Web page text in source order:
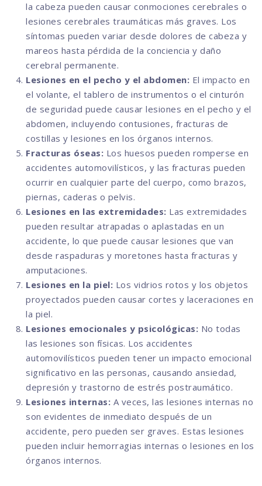
la cabeza pueden causar conmociones cerebrales o
lesiones cerebrales traumáticas más graves. Los
síntomas pueden variar desde dolores de cabeza y
mareos hasta pérdida de la conciencia y daño
cerebral permanente.
Lesiones en el pecho y el abdomen: El impacto en
el volante, el tablero de instrumentos o el cinturón
de seguridad puede causar lesiones en el pecho y el
abdomen, incluyendo contusiones, fracturas de
costillas y lesiones en los órganos internos.
Fracturas óseas: Los huesos pueden romperse en
accidentes automovilísticos, y las fracturas pueden
ocurrir en cualquier parte del cuerpo, como brazos,
piernas, caderas o pelvis.
Lesiones en las extremidades: Las extremidades
pueden resultar atrapadas o aplastadas en un
accidente, lo que puede causar lesiones que van
desde raspaduras y moretones hasta fracturas y
amputaciones.
Lesiones en la piel: Los vidrios rotos y los objetos
proyectados pueden causar cortes y laceraciones en
la piel.
Lesiones emocionales y psicológicas: No todas
las lesiones son físicas. Los accidentes
automovilísticos pueden tener un impacto emocional
significativo en las personas, causando ansiedad,
depresión y trastorno de estrés postraumático.
Lesiones internas: A veces, las lesiones internas no
son evidentes de inmediato después de un
accidente, pero pueden ser graves. Estas lesiones
pueden incluir hemorragias internas o lesiones en los
órganos internos.